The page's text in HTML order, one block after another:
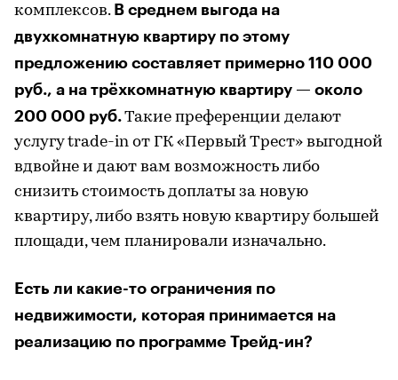
комплексов. В среднем выгода на
двухкомнатную квартиру по этому
предложению составляет примерно 110 000
руб., а на трёхкомнатную квартиру — около
200 000 руб.Такие преференции делают
услугу trade-in от ГК «Первый Трест» выгодной
вдвойне и дают вам возможность либо
снизить стоимость доплаты за новую
квартиру, либо взять новую квартиру большей
площади, чем планировали изначально.
Есть ли какие-то ограничения по
недвижимости, которая принимается на
реализацию по программе Трейд-ин?